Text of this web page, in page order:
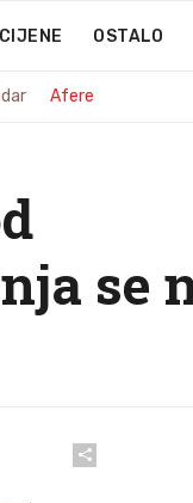
CIJENE OSTALO
Afere
se